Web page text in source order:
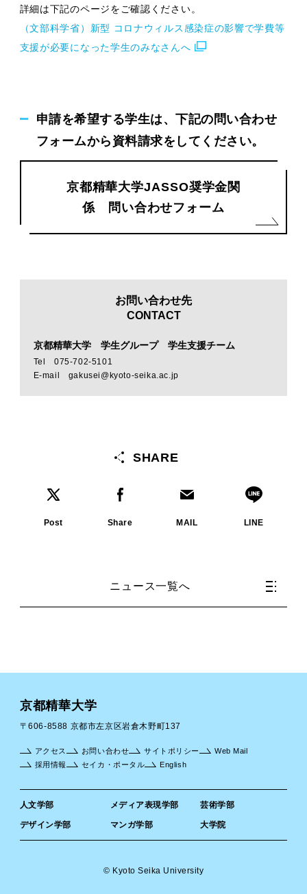
詳細は下記のページをご確認ください。
（文部科学省）新型 コロナウィルス感染症の影響で学費等
支援が必要になった学生のみなさんへ
申請を希望する学生は、下記の問い合わせ
フォームから資料請求をしてください。
京都精華大学JASSO奨学金関
係 問い合わせフォーム
お問い合わせ先
CONTACT
京都精華大学 学生グループ 学生支援チーム
Tel 075-702-5101
E-mail gakusei@kyoto-seika.ac.jp
SHARE
Post Share MAIL LINE
ニュース一覧へ
京都精華大学
〒606-8588 京都市左京区岩倉木野町137
人文学部 メディア表現学部 芸術学部
デザイン学部 マンガ学部 大学院
アクセス お問い合わせ サイトポリシー
Web Mail
採用情報
セイカ・ポータル English
© Kyoto Seika University